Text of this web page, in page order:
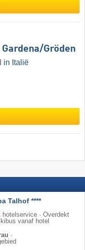
​Gröden
in Italië
Talhof ****
· Overdekt
vanaf hotel
·